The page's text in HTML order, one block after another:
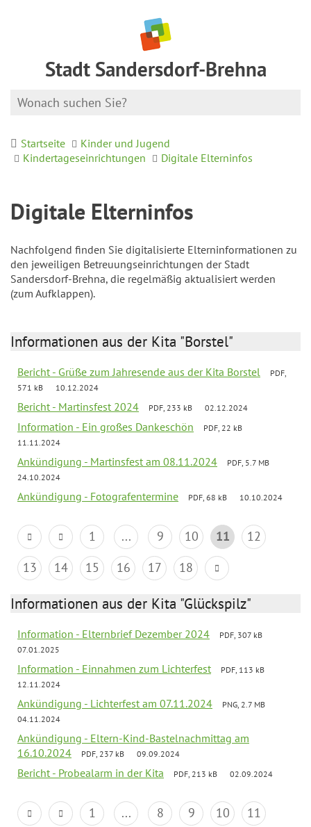
Stadt Sandersdorf-Brehna
Startseite
Kinder und Jugend
Kindertageseinrichtungen
Digitale Elterninfos
Digitale Elterninfos
Nachfolgend finden Sie digitalisierte Elterninformationen zu
den jeweiligen Betreuungseinrichtungen der Stadt
Sandersdorf-Brehna, die regelmäßig aktualisiert werden
(zum Aufklappen).
Informationen aus der Kita "Borstel"
Bericht - Grüße zum Jahresende aus der Kita Borstel
PDF,
571 kB
10.12.2024
Bericht - Martinsfest 2024 PDF, 233 kB 02.12.2024
Information - Ein großes Dankeschön
PDF, 22 kB
11.11.2024
Ankündigung - Martinsfest am 08.11.2024
PDF, 5.7 MB
24.10.2024
Ankündigung - Fotografentermine PDF, 68 kB 10.10.2024
1 ... 9 10 11
12
13
14 15 16 17 18
Informationen aus der Kita "Glückspilz"
Information - Elternbrief Dezember 2024
PDF, 307 kB
07.01.2025
Information - Einnahmen zum Lichterfest
PDF, 113 kB
12.11.2024
Ankündigung - Lichterfest am 07.11.2024
PNG, 2.7 MB
04.11.2024
Ankündigung - Eltern-Kind-Bastelnachmittag am
16.10.2024
PDF, 237 kB 09.09.2024
Bericht - Probealarm in der Kita PDF, 213 kB 02.09.2024
1 ... 8 9 10
11